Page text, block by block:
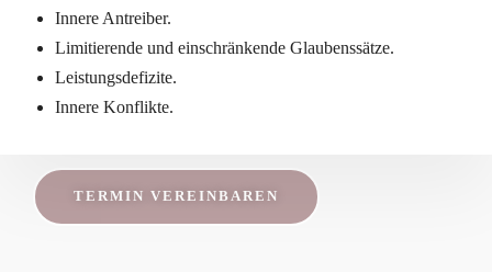
Innere Antreiber.
Limitierende und einschränkende Glaubenssätze.
Leistungsdefizite.
Innere Konflikte.
TERMIN VEREINBAREN